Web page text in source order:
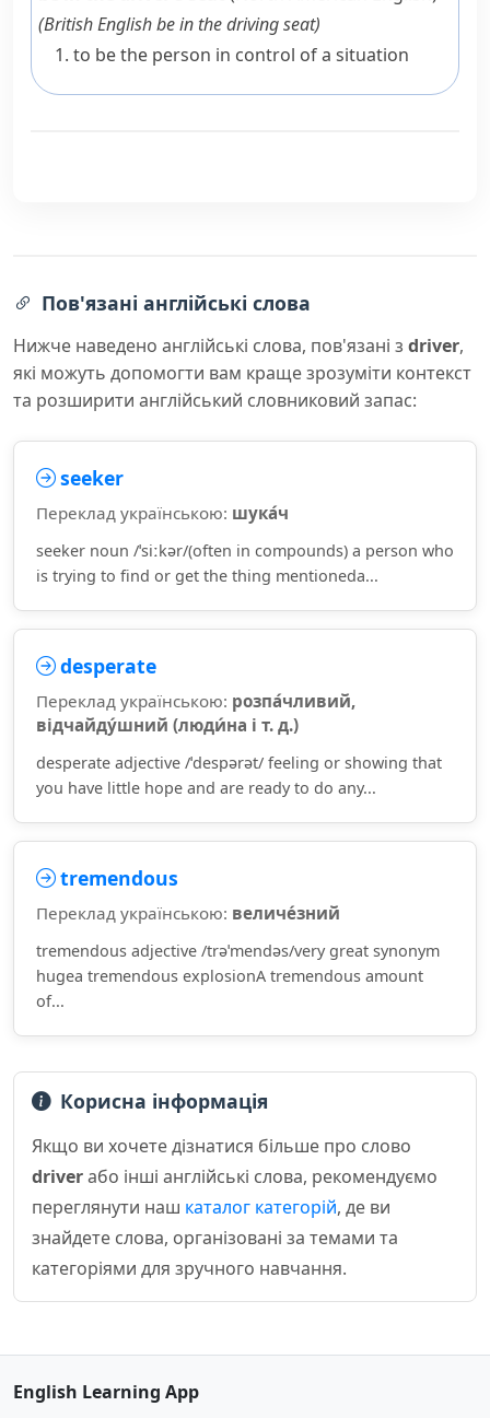
(British Englishbe in the driving seat)
to be the person in control of a situation
Пов'язані англійські слова
Нижче наведено англійські слова, пов'язані з driver,
які можуть допомогти вам краще зрозуміти контекст
та розширити англійський словниковий запас:
seeker
Переклад українською: шука́ч
seeker noun /ˈsiːkər/(often in compounds) a person who
is trying to find or get the thing mentioneda...
desperate
Переклад українською: розпа́чливий,
відчайду́шний (люди́на і т. д.)
desperate adjective /ˈdespərət/ feeling or showing that
you have little hope and are ready to do any...
tremendous
Переклад українською: величе́зний
tremendous adjective /trəˈmendəs/very great synonym
hugea tremendous explosionA tremendous amount
of...
Корисна інформація
Якщо ви хочете дізнатися більше про слово
driverабо інші англійські слова, рекомендуємо
переглянути наш каталог категорій, де ви
знайдете слова, організовані за темами та
категоріями для зручного навчання.
English Learning App